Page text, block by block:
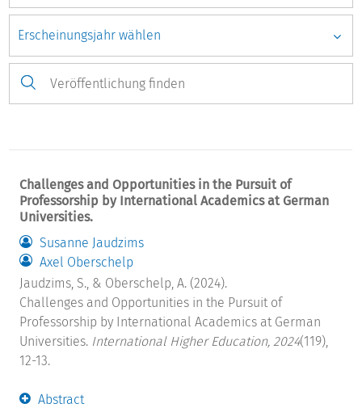
Challenges and Opportunities in the Pursuit of
Professorship by International Academics at German
Universities.
Susanne Jaudzims
Axel Oberschelp
Jaudzims, S., & Oberschelp, A. (2024).
Challenges and Opportunities in the Pursuit of
Professorship by International Academics at German
Universities. International Higher Education, 2024(119),
12-13.
Abstract